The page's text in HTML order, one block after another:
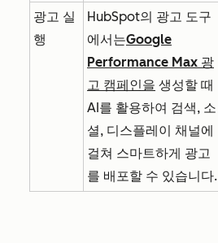
광고 실
행
HubSpot의 광고 도구
에서는Google
Performance Max 광
고 캠페인을 생성할 때
AI를 활용하여 검색, 소
셜, 디스플레이 채널에
걸쳐 스마트하게 광고
를 배포할 수 있습니다.